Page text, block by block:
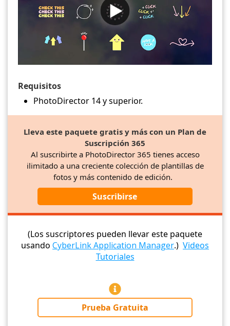
Requisitos
PhotoDirector 14 y superior.
Lleva este paquete gratis y más con un Plan de
Suscripción 365
Al suscribirte a PhotoDirector 365 tienes acceso
ilimitado a una creciente colección de plantillas de
fotos y más contenido de edición.
Suscribirse
(Los suscriptores pueden llevar este paquete
usando CyberLink Application Manager.) Videos
Tutoriales
Prueba Gratuita